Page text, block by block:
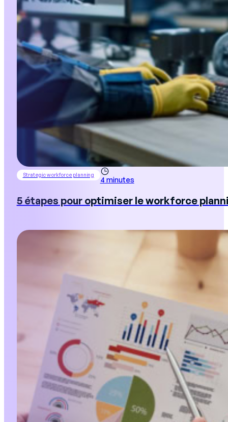
Strategic workforce planning
4 minutes
5 étapes pour optimiser le workforce